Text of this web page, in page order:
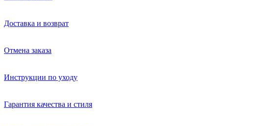
Доставка и возврат
Отмена заказа
Инструкции по уходу
Гарантия качества и стиля